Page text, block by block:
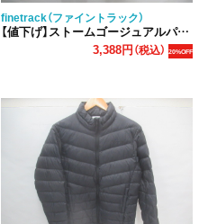
finetrack（ファイントラック）
【値下げ】ストームゴージュアルパインパンツ レディース
3,388円（税込） 20%OFF